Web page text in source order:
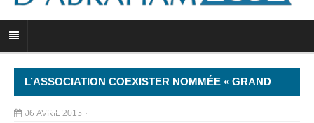
L’ASSOCIATION COEXISTER NOMMÉE « GRAND
PROJET PRÉSIDENTIEL »
06 AVRIL 2015